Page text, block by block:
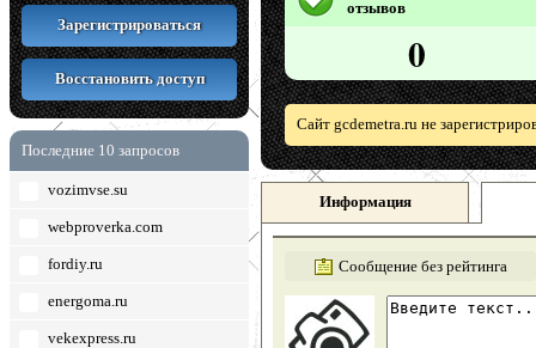
Зарегистрироваться
Восстановить доступ
Последние 10 запросов
vozimvse.su
webproverka.com
fordiy.ru
energoma.ru
vekexpress.ru
отзывов
0
Сайт gcdemetra.ru не
Информация
Сообщение без рейтинга